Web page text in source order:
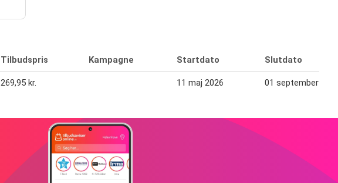
Tilbudspris Kampagne Startdato Slutdato
269,95 kr. 11 maj 2026 01 september